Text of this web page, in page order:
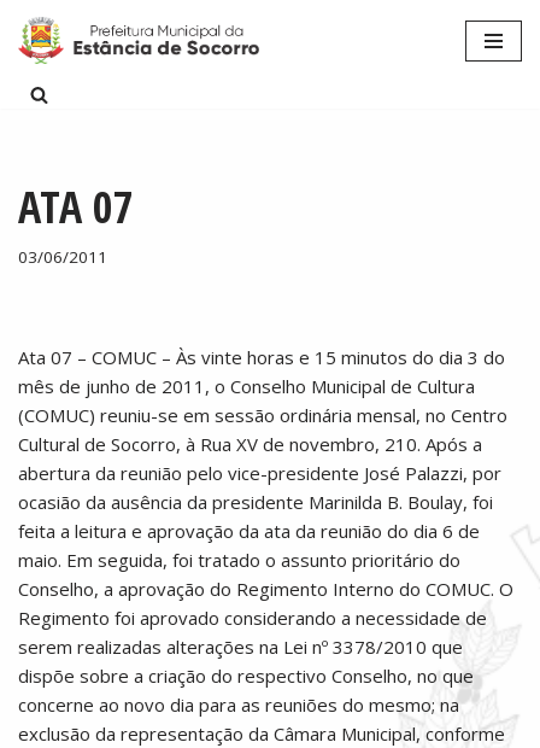
Pular
para
ATA 07
03/06/2011
Ata 07 – COMUC – Às vinte horas e 15 minutos do dia 3 do
mês de junho de 2011, o Conselho Municipal de Cultura
(COMUC) reuniu-se em sessão ordinária mensal, no Centro
Cultural de Socorro, à Rua XV de novembro, 210. Após a
abertura da reunião pelo vice-presidente José Palazzi, por
ocasião da ausência da presidente Marinilda B. Boulay, foi
feita a leitura e aprovação da ata da reunião do dia 6 de
maio. Em seguida, foi tratado o assunto prioritário do
Conselho, a aprovação do Regimento Interno do COMUC. O
Regimento foi aprovado considerando a necessidade de
serem realizadas alterações na Lei nº 3378/2010 que
dispõe sobre a criação do respectivo Conselho, no que
concerne ao novo dia para as reuniões do mesmo; na
exclusão da representação da Câmara Municipal, conforme